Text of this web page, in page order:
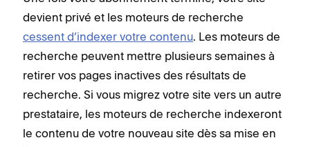
devient privé et les moteurs de recherche
cessent d’indexer votre contenu. Les moteurs de
recherche peuvent mettre plusieurs semaines à
retirer vos pages inactives des résultats de
recherche. Si vous migrez votre site vers un autre
prestataire, les moteurs de recherche indexeront
le contenu de votre nouveau site dès sa mise en